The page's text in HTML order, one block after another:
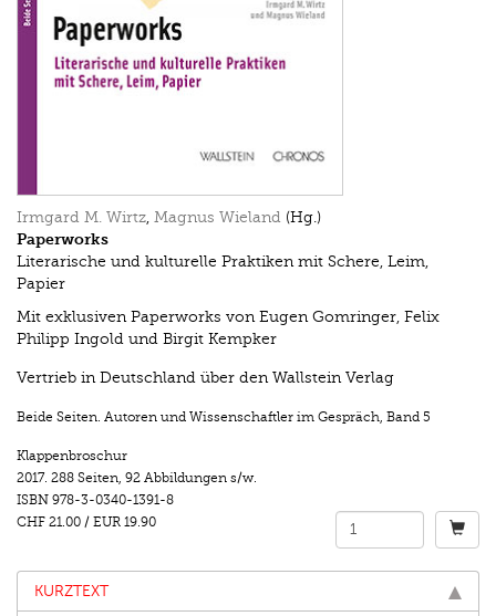
Irmgard M. Wirtz Magnus Wieland (Hg.)
Paperworks
Literarische und kulturelle Praktiken mit Schere, Leim,
Papier
Mit exklusiven Paperworks von Eugen Gomringer, Felix
Philipp Ingold und Birgit Kempker
Vertrieb in Deutschland über den Wallstein Verlag
Beide Seiten. Autoren und Wissenschaftler im Gespräch, Band 5
Klappenbroschur
2017. 288 Seiten, 92 Abbildungen s/w.
ISBN 978-3-0340-1391-8
CHF 21.00 / EUR 19.90
KURZTEXT